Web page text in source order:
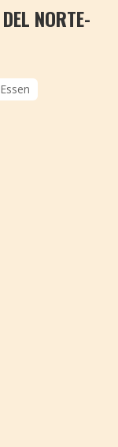
NORTE-
Essen